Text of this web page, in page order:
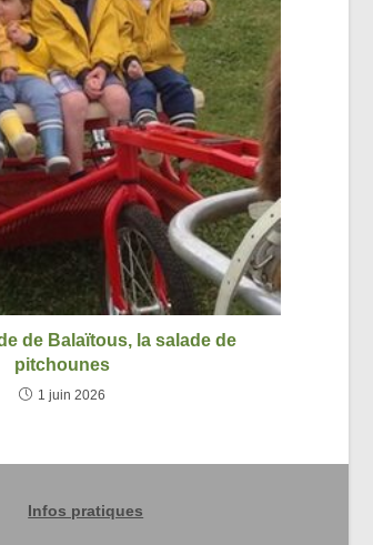
de Balaïtous, la salade de
pitchounes
1 juin 2026
Infos pratiques